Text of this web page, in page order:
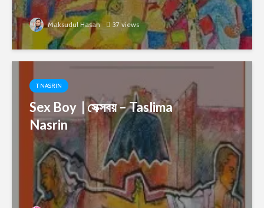
Maksudul Hasan 37 views
T NASRIN
Sex Boy | সেক্সবয় – Taslima
Nasrin